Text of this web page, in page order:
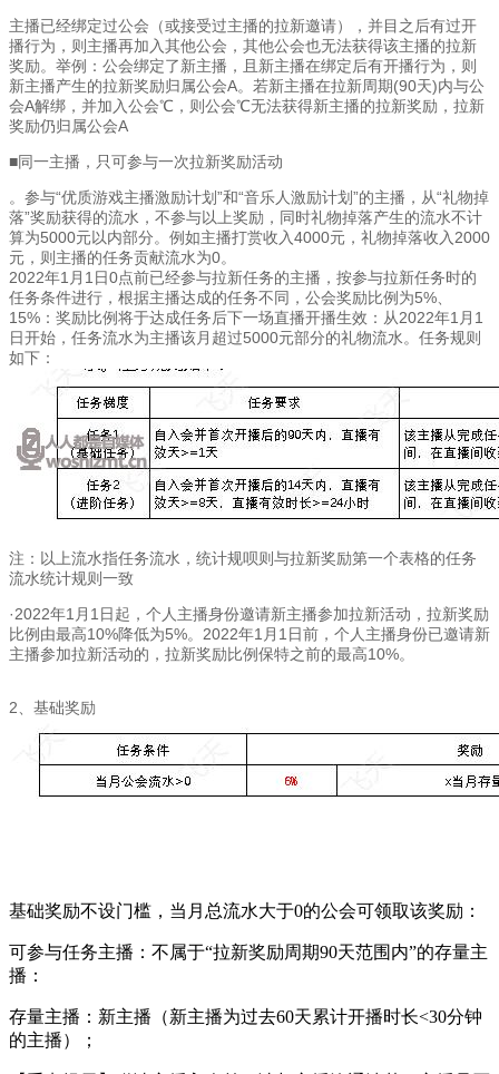
主播已经绑定过公会（或接受过主播的拉新邀请），并目之后有过开
播行为，则主播再加入其他公会，其他公会也无法获得该主播的拉新
奖励。举例：公会绑定了新主播，且新主播在绑定后有开播行为，则
新主播产生的拉新奖励归属公会A。若新主播在拉新周期(90天)内与公
会A解绑，并加入公会℃，则公会℃无法获得新主播的拉新奖励，拉新
奖励仍归属公会A
■同一主播，只可参与一次拉新奖励活动
。参与“优质游戏主播激励计划”和“音乐人激励计划”的主播，从“礼物掉
落”奖励获得的流水，不参与以上奖励，同时礼物掉落产生的流水不计
算为5000元以内部分。例如主播打赏收入4000元，礼物掉落收入2000
元，则主播的任务贡献流水为0。
2022年1月1日0点前已经参与拉新任务的主播，按参与拉新任务时的
任务条件进行，根据主播达成的任务不同，公会奖励比例为5%、
15%：奖励比例将于达成任务后下一场直播开播生效：从2022年1月1
日开始，任务流水为主播该月超过5000元部分的礼物流水。任务规则
如下：
注：以上流水指任务流水，统计规呗则与拉新奖励第一个表格的任务
流水统计规则一致
·2022年1月1日起，个人主播身份邀请新主播参加拉新活动，拉新奖励
比例由最高10%降低为5%。2022年1月1日前，个人主播身份已邀请新
主播参加拉新活动的，拉新奖励比例保特之前的最高10%。
2、基础奖励
基础奖励不设门槛，当月总流水大于0的公会可领取该奖励：
可参与任务主播：不属于“拉新奖励周期90天范围内”的存量主
播：
存量主播：新主播（新主播为过去60天累计开播时长<30分钟
的主播）；